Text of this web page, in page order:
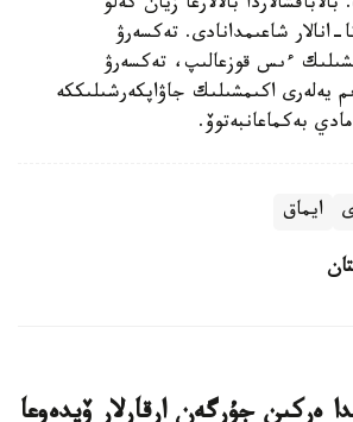
انالار شاعىمدانادى. تەكسەرۋ
30 اكىمشىلىك ءىس قوزعالىپ، تەكسەرۋ
يەلەرى اكىمشىلىك جاۋاپكەرشىلىككە
بەكماعانبەتوۆ.
ايماق